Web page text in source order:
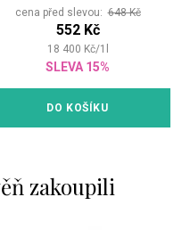
cena před slevou:648 Kč
552 Kč
18 400 Kč/1
SLEVA 15%
DO KOŠÍKU
zakoupili